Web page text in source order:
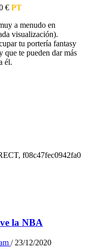
€ PT
a menudo en
visualización).
tu portería fantasy
que te pueden dar más
él.
f08c47fec0942fa0
la NBA
/ 23/12/2020